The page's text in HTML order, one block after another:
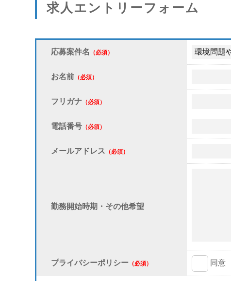
求人エントリーフォーム
応募案件名 （必須）
お名前 （必須）
フリガナ （必須）
電話番号 （必須）
メールアドレス （必須）
勤務開始時期・その他希望
プライバシーポリシー （必須） 同意